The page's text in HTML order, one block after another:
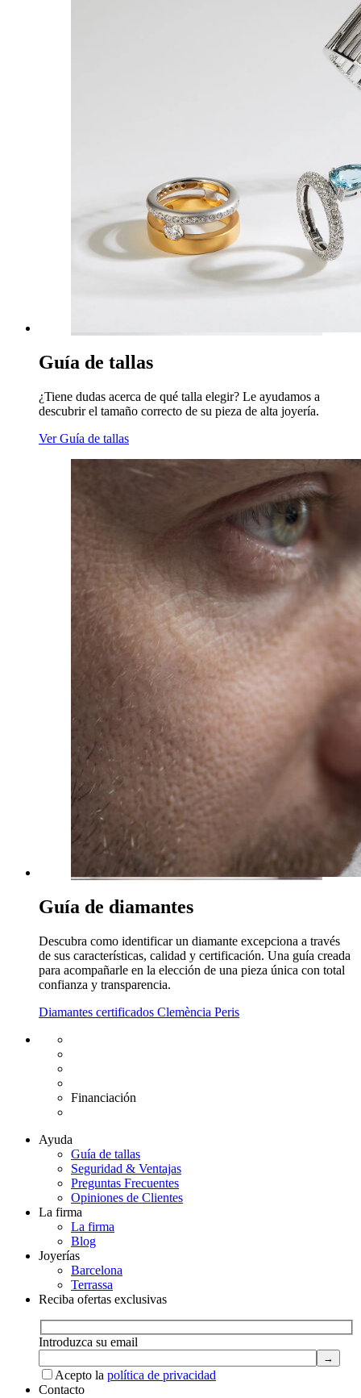
Guía de tallas
¿Tiene dudas acerca de qué talla elegir? Le ayudamos a
descubrir el tamaño correcto de su pieza de alta joyería.
Ver Guía de tallas
Guía de diamantes
Descubra como identificar un diamante excepciona a través
de sus características, calidad y certificación. Una guía creada
para acompañarle en la elección de una pieza única con total
confianza y transparencia.
Diamantes certificados Clemència Peris
Financiación
Ayuda
Guía de tallas
Seguridad & Ventajas
Preguntas Frecuentes
Opiniones de Clientes
La firma
La firma
Blog
Joyerías
Barcelona
Terrassa
Reciba ofertas exclusivas
Introduzca su email
Acepto la política de privacidad
Contacto